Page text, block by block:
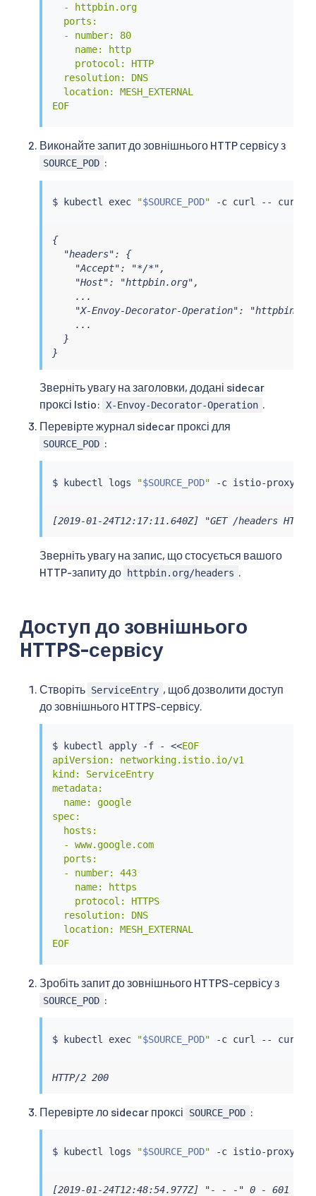
  - httpbin.org
  ports:
  - number: 80
    name: http
    protocol: HTTP
  resolution: DNS
  location: MESH_EXTERNAL
EOF
Виконайте запит до зовнішнього HTTP сервісу з
SOURCE_POD :
$ kubectl exec "$SOURCE_POD" -c curl -- curl
{
  "headers": {
    "Accept": "*/*",
    "Host": "httpbin.org",
    ...
"X-Envoy-Decorator-Operation":
    ...
  }
}
Зверніть увагу на заголовки, додані sidecar
проксі Istio: X-Envoy-Decorator-Operation .
Перевірте журнал sidecar проксі для
SOURCE_POD :
$ kubectl logs "$SOURCE_POD" -c istio-proxy
[2019-01-24T12:17:11.640Z] "GET /headers
Зверніть увагу на запис, що стосується вашого
HTTP-запиту до
httpbin.org/headers
Доступ до зовнішнього
HTTPS-сервісу
Створіть ServiceEntry , щоб дозволити доступ
до зовнішнього HTTPS-сервісу.
$ kubectl apply -f - <<EOF
apiVersion: networking.istio.io/v1
kind: ServiceEntry
metadata:
  name: google
spec:
  hosts:
  - www.google.com
  ports:
  - number: 443
    name: https
    protocol: HTTPS
  resolution: DNS
  location: MESH_EXTERNAL
EOF
Зробіть запит до зовнішнього HTTPS-сервісу з
SOURCE_POD :
$ kubectl exec "$SOURCE_POD" -c curl -- curl
HTTP/2 200
Перевірте ло sidecar проксі SOURCE_POD :
$ kubectl logs "$SOURCE_POD" -c istio-proxy
[2019-01-24T12:48:54.977Z] "- - -" 0 - 601